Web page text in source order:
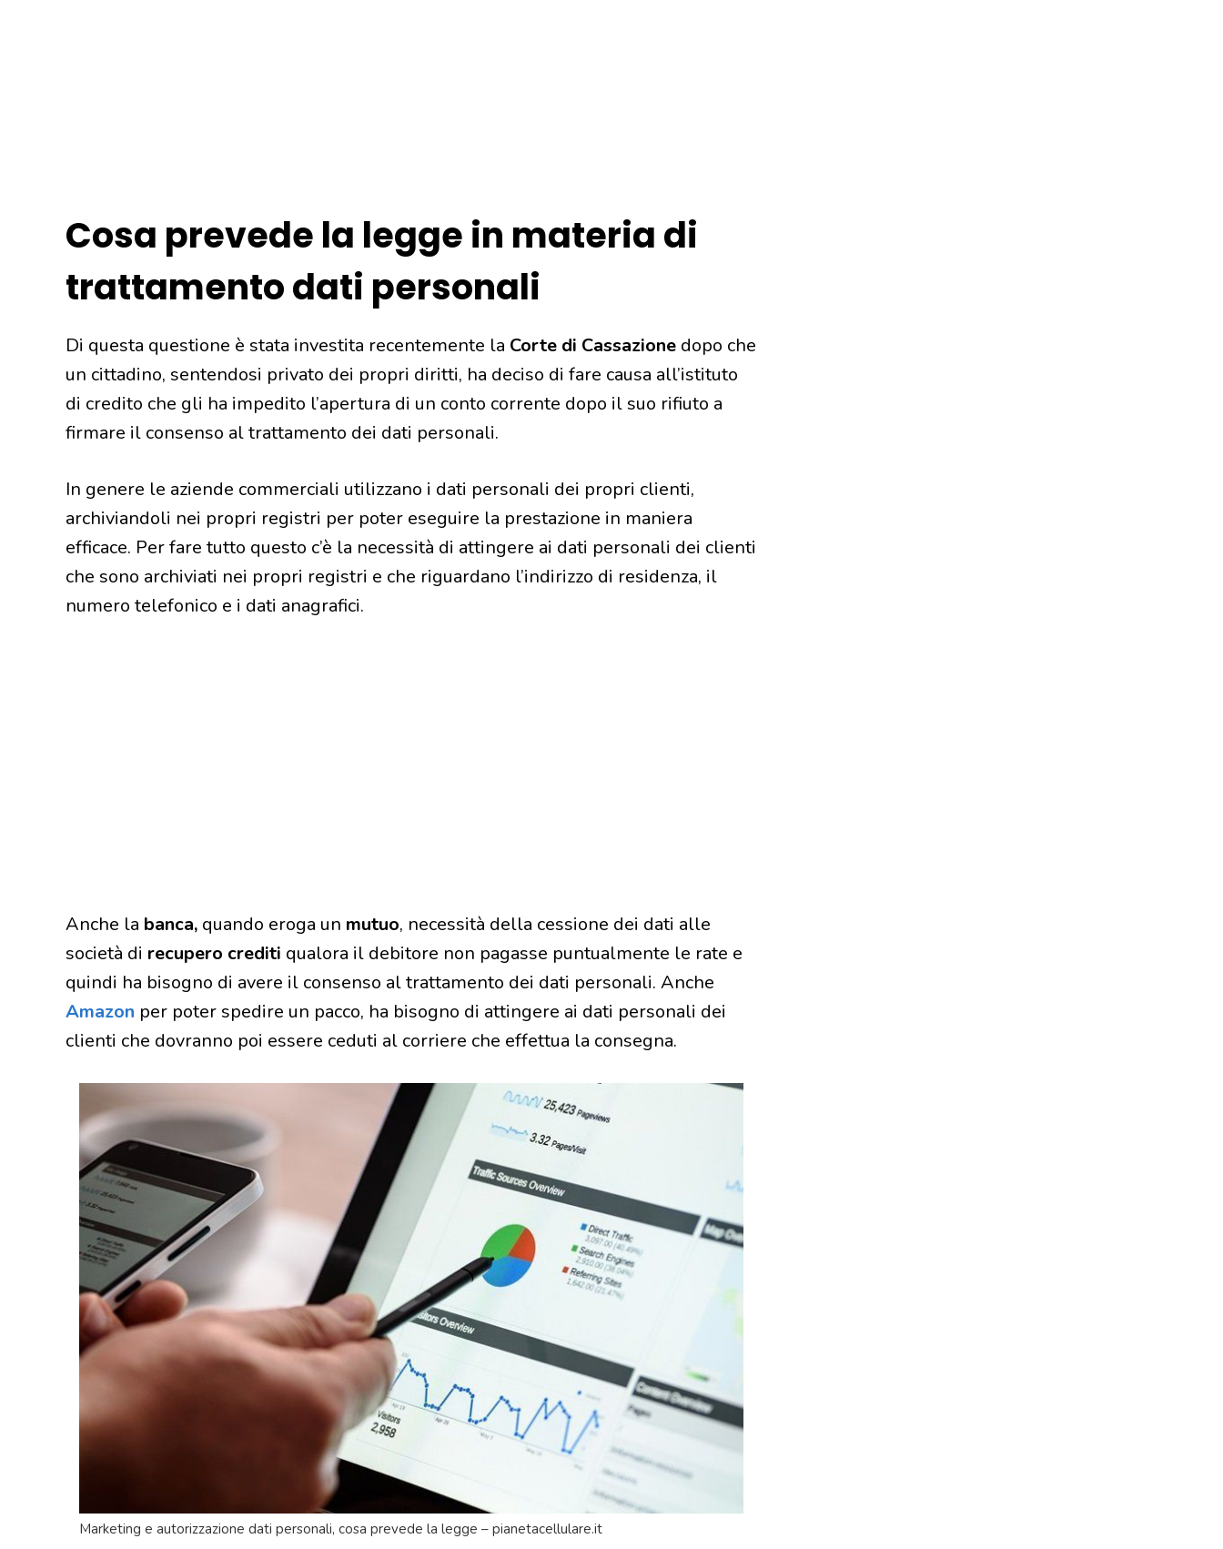
Cosa prevede la legge in materia di
trattamento dati personali
Di questa questione è stata investita recentemente la Corte di Cassazione dopo che
un cittadino, sentendosi privato dei propri diritti, ha deciso di fare causa all’istituto
di credito che gli ha impedito l’apertura di un conto corrente dopo il suo rifiuto a
firmare il consenso al trattamento dei dati personali.
In genere le aziende commerciali utilizzano i dati personali dei propri clienti,
archiviandoli nei propri registri per poter eseguire la prestazione in maniera
efficace. Per fare tutto questo c’è la necessità di attingere ai dati personali dei clienti
che sono archiviati nei propri registri e che riguardano l’indirizzo di residenza, il
numero telefonico e i dati anagrafici.
Anche la banca, quando eroga un mutuo, necessità della cessione dei dati alle
società di recupero crediti qualora il debitore non pagasse puntualmente le rate e
quindi ha bisogno di avere il consenso al trattamento dei dati personali. Anche
Amazon per poter spedire un pacco, ha bisogno di attingere ai dati personali dei
clienti che dovranno poi essere ceduti al corriere che effettua la consegna.
Marketing e autorizzazione dati personali, cosa prevede la legge – pianetacellulare.it